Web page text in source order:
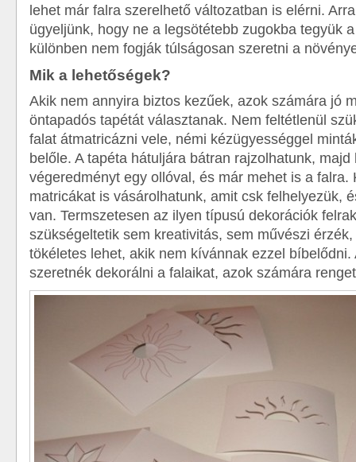
lehet már falra szerelhető változatban is elérni.
ügyeljünk, hogy ne a legsötétebb zugokba tegyük
különben nem fogják túlságosan szeretni a
Mik a lehetőségek?
Akik nem annyira biztos kezűek, azok számára jó
öntapadós tapétát választanak. Nem feltétlenül
falat átmatricázni vele, némi kézügyességgel
belőle. A tapéta hátuljára bátran rajzolhatunk,
végeredményt egy ollóval, és már mehet is a falra.
matricákat is vásárolhatunk, amit csk felhelyezük,
van. Termszetesen az ilyen típusú dekorációk
szükségeltetik sem kreativitás, sem művészi
tökéletes lehet, akik nem kívánnak ezzel bíbelődni.
szeretnék dekorálni a falaikat, azok számára